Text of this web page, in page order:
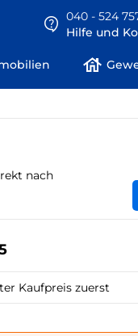
040 - 524
Hilfe und
nach
Kaufpreis zuerst